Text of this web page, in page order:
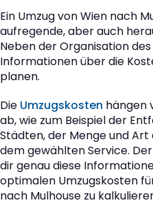
Ein Umzug von Wien nach
aufregende, aber auch
Neben der Organisation
Informationen über die
planen.
Die Umzugskosten hängen
ab, wie zum Beispiel der
Städten, der Menge und
dem gewählten Service.
dir genau diese
optimalen Umzugskosten
nach Mulhouse zu